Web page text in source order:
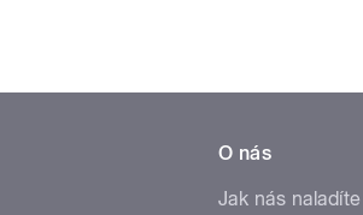
O nás
Jak nás naladíte